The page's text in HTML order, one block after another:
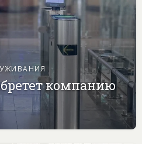
компанию